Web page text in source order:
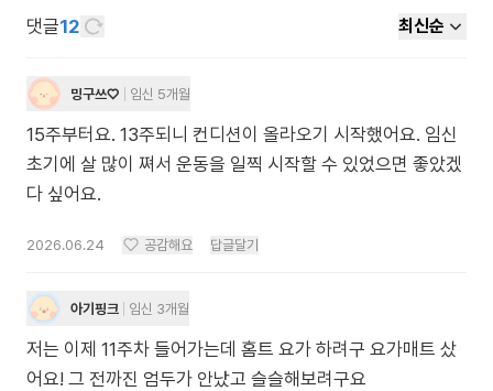
댓글12 최신순
밍구쓰♡ 임신 5개월
15주부터요. 13주되니 컨디션이 올라오기 시작했어요. 임신
초기에 살 많이 쪄서 운동을 일찍 시작할 수 있었으면 좋았겠
다 싶어요.
2026.06.24 공감해요 답글달기
아기핑크 임신 3개월
저는 이제 11주차 들어가는데 홈트 요가 하려구 요가매트 샀
어요! 그 전까진 엄두가 안났고 슬슬해보려구요